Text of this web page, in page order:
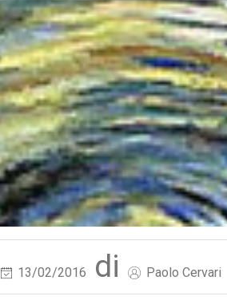
13/02/2016 di Paolo Cervari